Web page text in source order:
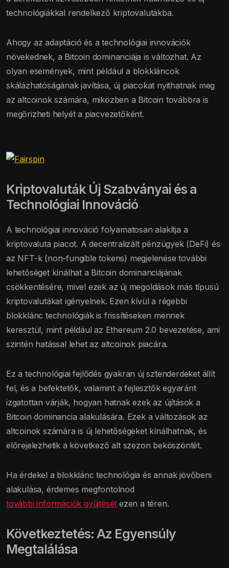
technológiákkal rendelkező kriptovalutákba.
Ahogy az adaptáció és a technológiai innovációk
növekednek, a Bitcoin dominanciája is változhat. Az
olyan események, mint például a blokkláncok
skálázhatóságának javítása, új piacokat nyithatnak meg
az altcoinok számára, miközben a Bitcoin továbbra is
megőrizheti helyét a piacvezetőként.
Kriptovaluták Új Szabványai és a
Technológiai Innováció
A technológiai innováció folyamatosan alakítja a
kriptovaluta piacot. A decentralizált pénzügyek (DeFi) és
az NFT-k (non-fungible tokens) megjelenése további
lehetőséget kínálhat a Bitcoin dominanciájának
csökkentésére, mivel ezek az új megoldások más típusú
kriptovalutákat igényelnek. Ezen kívül a régebbi
blokklánc technológiák is frissítéseken mennek
keresztül, mint például az Ethereum 2.0 bevezetése, ami
szintén hatással lehet az altcoinok piacára.
Ez a technológiai fejlődés gyakran új sztenderdeket állít
fel, és a befektetők, valamint a fejlesztők egyaránt
izgatottan várják, hogyan hatnak ezek az újítások a
Bitcoin dominancia alakulására. Ezek a változások az
altcoinok számára is új lehetőségeket kínálhatnak, és
előrejelezhetik a következő alt szezon beköszöntét.
Ha érdekel a blokklánc technológia és annak jövőbeni
alakulása, érdemes megfontolnod
további információk gyűjtését ezen a téren.
Következtetés: Az Egyensúly
Megtalálása